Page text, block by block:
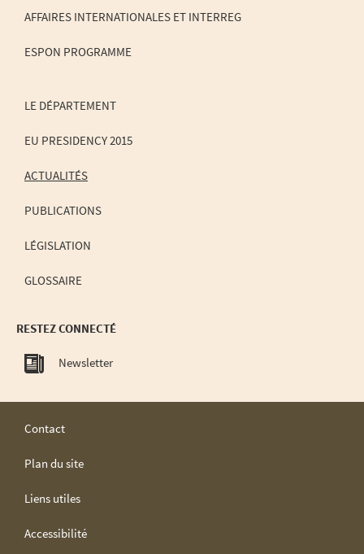
AFFAIRES INTERNATIONALES ET INTERREG
ESPON PROGRAMME
LE DÉPARTEMENT
EU PRESIDENCY 2015
ACTUALITÉS
PUBLICATIONS
LÉGISLATION
GLOSSAIRE
RESTEZ CONNECTÉ
Newsletter
Contact
Plan du site
Liens utiles
Accessibilité